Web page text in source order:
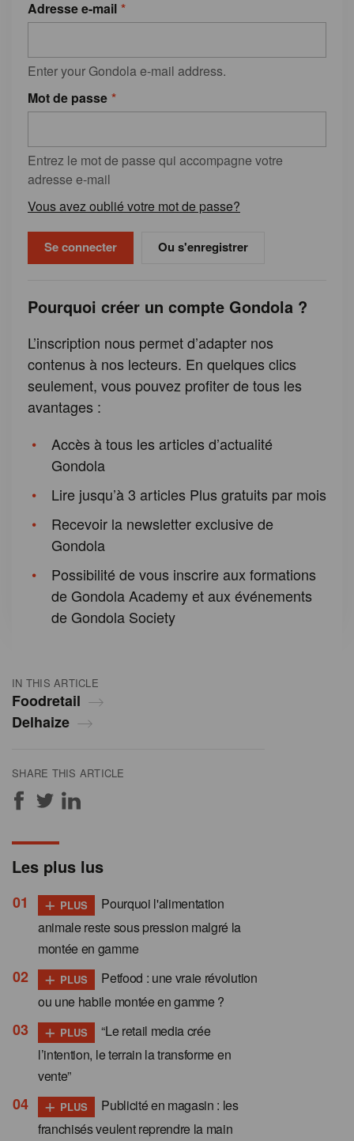
IN THIS ARTICLE
Foodretail
Delhaize
SHARE THIS ARTICLE
Adresse e-mail
Enter your Gondola e-mail address.
Mot de passe
Entrez le mot de passe qui accompagne votre
adresse e-mail
Vous avez oublié votre mot de passe?
Ou s'enregistrer
Pourquoi créer un compte Gondola ?
L’inscription nous permet d’adapter nos
contenus à nos lecteurs. En quelques clics
seulement, vous pouvez profiter de tous les
avantages :
Accès à tous les articles d’actualité
Gondola
Lire jusqu’à 3 articles Plus gratuits par mois
Recevoir la newsletter exclusive de
Gondola
Possibilité de vous inscrire aux formations
de Gondola Academy et aux événements
de Gondola Society
Les plus lus
+ PLUS
Pourquoi l'alimentation
animale reste sous pression malgré la
montée en gamme
+ PLUS
Petfood : une vraie révolution
ou une habile montée en gamme ?
+ PLUS
“Le retail media crée
l’intention, le terrain la transforme en
vente”
+ PLUS
Publicité en magasin : les
franchisés veulent reprendre la main